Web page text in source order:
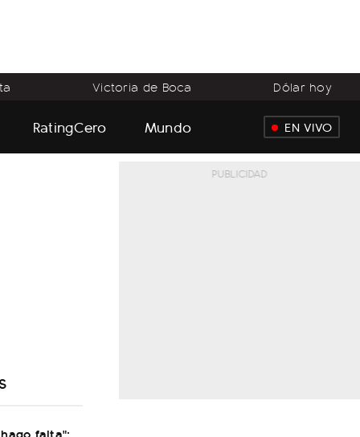
Victoria de Boca Dólar hoy
RatingCero Mundo EN VIVO
falta":